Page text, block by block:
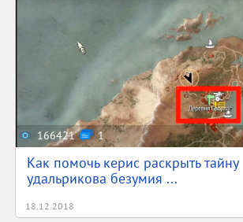
166421 1
Как помочь керис раскрыть тайну
удальрикова безумия ...
18.12.2018